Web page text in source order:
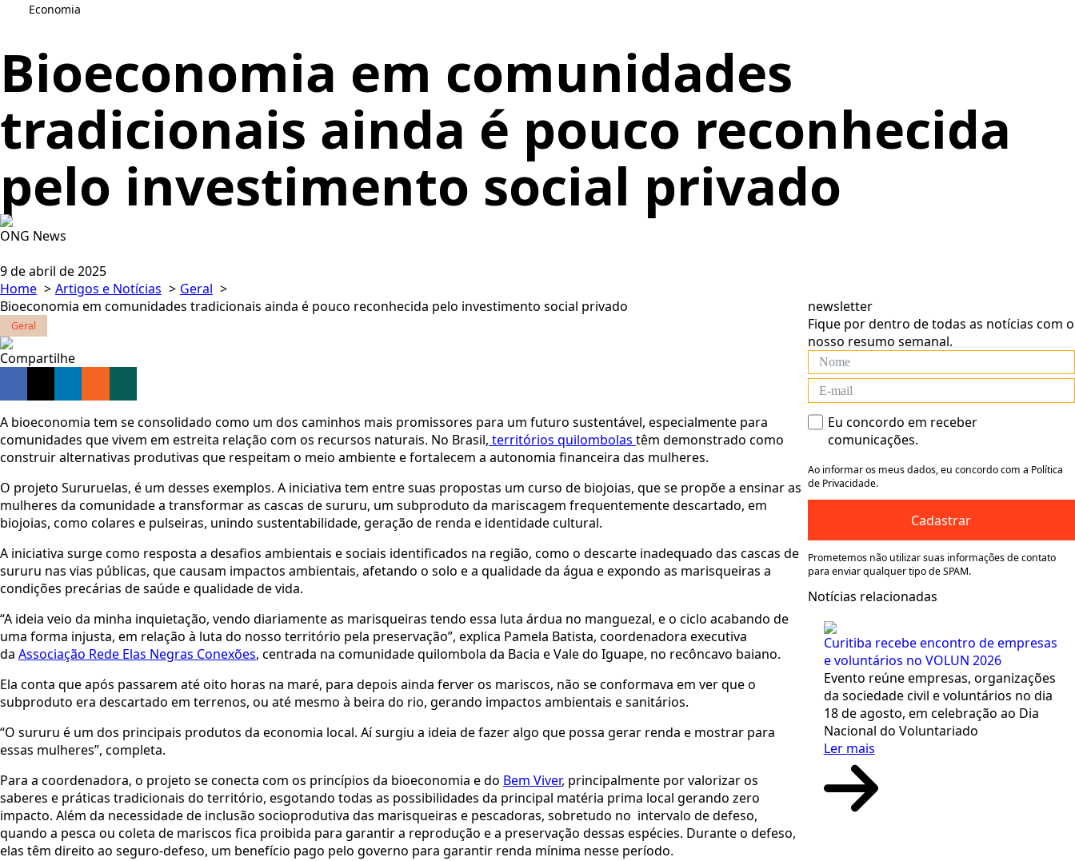
Economia
Bioeconomia em comunidades
tradicionais ainda é pouco reconhecida
pelo investimento social privado
ONG News
9 de abril de 2025
Home
Artigos e Notícias
Geral
Bioeconomia em comunidades tradicionais ainda é pouco reconhecida pelo investimento social privado
Geral
Compartilhe
A bioeconomia tem se consolidado como um dos caminhos mais promissores para um futuro sustentável, especialmente para
comunidades que vivem em estreita relação com os recursos naturais. No Brasil, territórios quilombolas têm demonstrado como
construir alternativas produtivas que respeitam o meio ambiente e fortalecem a autonomia financeira das mulheres.
O projeto Sururuelas, é um desses exemplos. A iniciativa tem entre suas propostas um curso de biojoias, que se propõe a ensinar as
mulheres da comunidade a transformar as cascas de sururu, um subproduto da mariscagem frequentemente descartado, em
biojoias, como colares e pulseiras, unindo sustentabilidade, geração de renda e identidade cultural.
A iniciativa surge como resposta a desafios ambientais e sociais identificados na região, como o descarte inadequado das cascas de
sururu nas vias públicas, que causam impactos ambientais, afetando o solo e a qualidade da água e expondo as marisqueiras a
condições precárias de saúde e qualidade de vida.
“A ideia veio da minha inquietação, vendo diariamente as marisqueiras tendo essa luta árdua no manguezal, e o ciclo acabando de
uma forma injusta, em relação à luta do nosso território pela preservação”, explica Pamela Batista, coordenadora executiva
da Associação Rede Elas Negras Conexões, centrada na comunidade quilombola da Bacia e Vale do Iguape, no recôncavo baiano.
Ela conta que após passarem até oito horas na maré, para depois ainda ferver os mariscos, não se conformava em ver que o
subproduto era descartado em terrenos, ou até mesmo à beira do rio, gerando impactos ambientais e sanitários.
“O sururu é um dos principais produtos da economia local. Aí surgiu a ideia de fazer algo que possa gerar renda e mostrar para
essas mulheres”, completa.
Para a coordenadora, o projeto se conecta com os princípios da bioeconomia e do Bem Viver, principalmente por valorizar os
saberes e práticas tradicionais do território, esgotando todas as possibilidades da principal matéria prima local gerando zero
impacto. Além da necessidade de inclusão socioprodutiva das marisqueiras e pescadoras, sobretudo no intervalo de defeso,
quando a pesca ou coleta de mariscos fica proibida para garantir a reprodução e a preservação dessas espécies. Durante o defeso,
elas têm direito ao seguro-defeso, um benefício pago pelo governo para garantir renda mínima nesse período.
newsletter
Fique por dentro de todas as notícias com o
nosso resumo semanal.
Eu concordo em receber
comunicações.
Ao informar os meus dados, eu concordo com a Política
de Privacidade.
Cadastrar
Prometemos não utilizar suas informações de contato
para enviar qualquer tipo de SPAM.
Notícias relacionadas
Curitiba recebe encontro de empresas
e voluntários no VOLUN 2026
Evento reúne empresas, organizações
da sociedade civil e voluntários no dia
18 de agosto, em celebração ao Dia
Nacional do Voluntariado
Ler mais